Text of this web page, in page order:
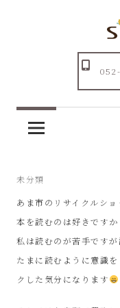
へ
プ
サ
イ
ク
site
2024年3月29日
未分類
あま市のリサイクルシ
本を読むのは好きですか
私は読むのが苦手です
たまに読むように意識
クした気分になります